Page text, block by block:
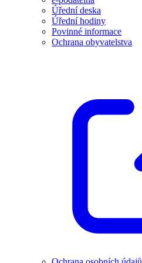
Úřední deska
Úřední hodiny
Povinné informace
Ochrana obyvatelstva